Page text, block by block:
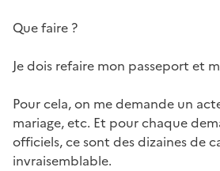
Que faire ?
Je dois refaire mon passeport et
Pour cela, on me demande un
mariage, etc. Et pour chaque
officiels, ce sont des dizaines de
invraisemblable.